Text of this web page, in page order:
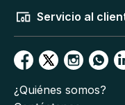
Servicio al
¿Quiénes somos?